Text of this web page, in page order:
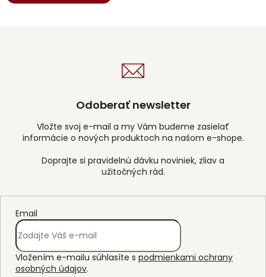
Odoberať newsletter
Vložte svoj e-mail a my Vám budeme zasielať
informácie o nových produktoch na našom e-shope.
Email
Vložením e-mailu súhlasíte s podmienkami ochrany
osobných údajov.